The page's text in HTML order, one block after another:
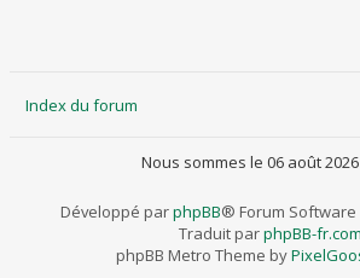
Index du forum
Nous sommes le 06 août 2026
Développé parphpBB® Forum
Traduit parphpBB-fr.com
phpBB Metro Theme by